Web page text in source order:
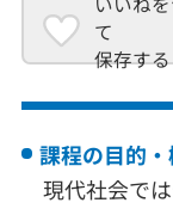
て
保存する
課程の目的
現代社会で